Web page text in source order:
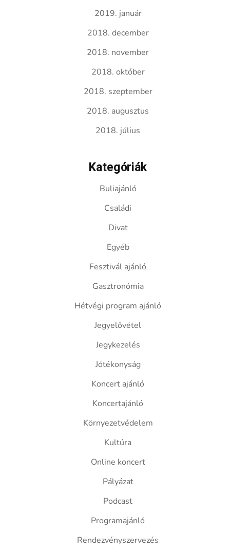
2019. január
2018. december
2018. november
2018. október
2018. szeptember
2018. augusztus
2018. július
Kategóriák
Buliajánló
Családi
Divat
Egyéb
Fesztivál ajánló
Gasztronómia
Hétvégi program ajánló
Jegyelővétel
Jegykezelés
Jótékonyság
Koncert ajánló
Koncertajánló
Környezetvédelem
Kultúra
Online koncert
Pályázat
Podcast
Programajánló
Rendezvényszervezés